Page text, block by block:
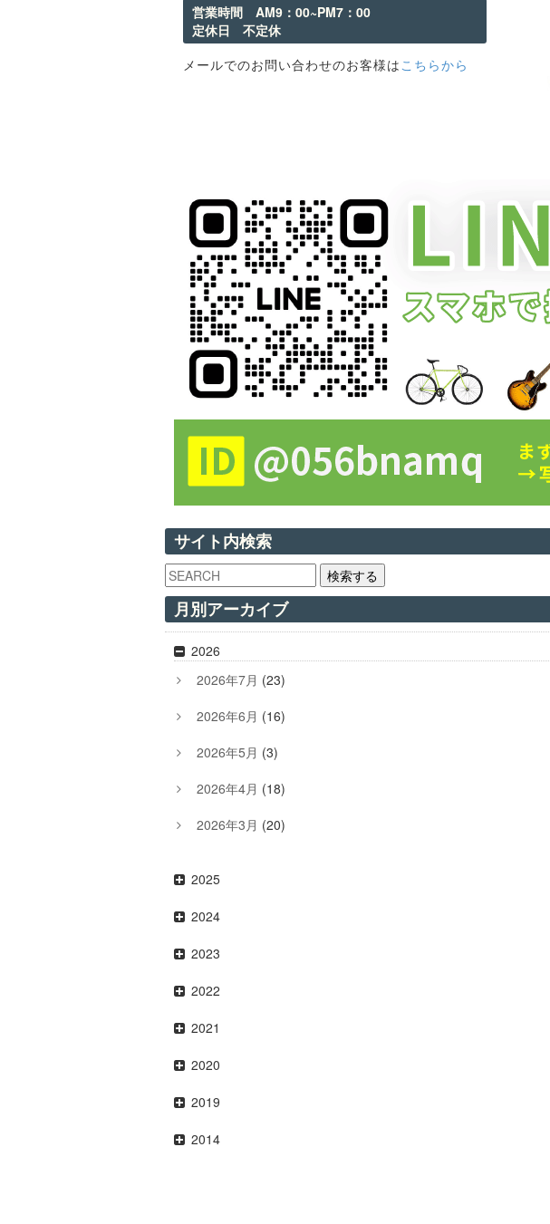
営業時間 AM9：00~PM7：00
定休日 不定休
メールでのお問い合わせのお客様はこちらから
サイト内検索
検索する
月別アーカイブ
2026
2026年7月 (23)
2026年6月 (16)
2026年5月 (3)
2026年4月 (18)
2026年3月 (20)
2025
2024
2023
2022
2021
2020
2019
2014